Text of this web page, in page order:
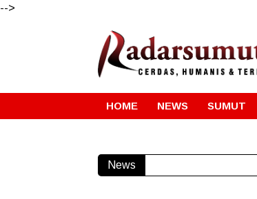
-->
HOME NEWS SUMUT
News